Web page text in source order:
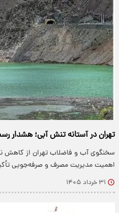
تهران در آستانه تنش آبی؛ هشدار
سخنگوی آب و فاضلاب تهران از کاهش
اهمیت مدیریت مصرف و صرفه‌جویی
۳۱ خرداد ۱۴۰۵